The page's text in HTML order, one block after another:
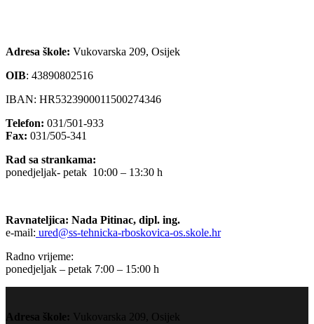
Adresa škole: Vukovarska 209, Osijek
OIB: 43890802516
IBAN: HR5323900011500274346
Telefon: 031/501-933
Fax: 031/505-341
Rad sa strankama:
ponedjeljak- petak 10:00 – 13:30 h
Ravnateljica: Nada Pitinac, dipl. ing.
e-mail: ured@ss-tehnicka-rboskovica-os.skole.hr
Radno vrijeme:
ponedjeljak – petak 7:00 – 15:00 h
Adresa škole: Vukovarska 209, Osijek